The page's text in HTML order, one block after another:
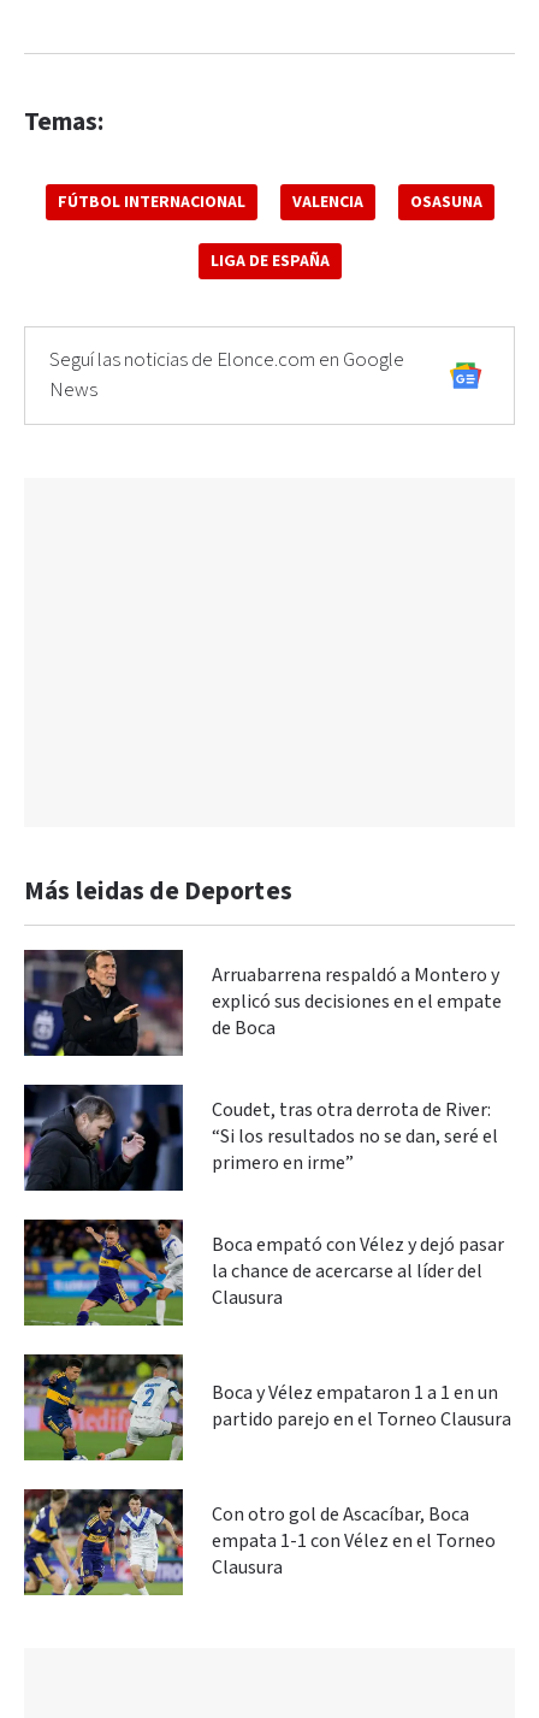
Temas:
FÚTBOL INTERNACIONAL VALENCIA OSASUNA
LIGA DE ESPAÑA
Seguí las noticias de Elonce.com en Google
News
Más leidas de Deportes
Arruabarrena respaldó a Montero y
explicó sus decisiones en el empate
de Boca
Coudet, tras otra derrota de River:
“Si los resultados no se dan, seré el
primero en irme”
Boca empató con Vélez y dejó pasar
la chance de acercarse al líder del
Clausura
Boca y Vélez empataron 1 a 1 en un
partido parejo en el Torneo Clausura
Con otro gol de Ascacíbar, Boca
empata 1-1 con Vélez en el Torneo
Clausura